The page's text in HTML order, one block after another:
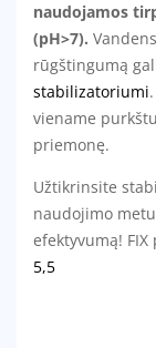
naudojamos
(pH>7).
rūgštingumą
stabilizatoriumi
viename
priemonę.
Užtikrinsite
naudojimo
efektyvumą!
5,5